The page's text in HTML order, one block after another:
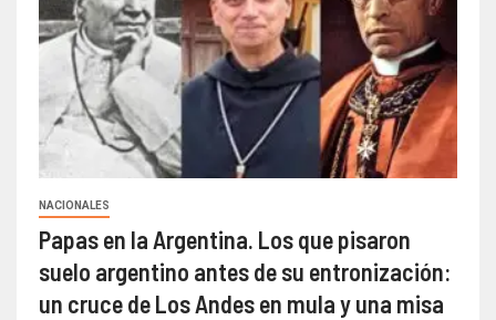
NACIONALES
Papas en la Argentina. Los que pisaron
suelo argentino antes de su entronización:
un cruce de Los Andes en mula y una misa